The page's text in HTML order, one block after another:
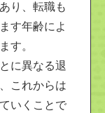
り、転職も
す年齢によ
す。
に異なる退
これからは
いくことで